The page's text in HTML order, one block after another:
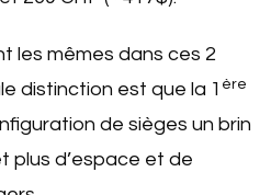
les mêmes dans ces 2
distinction est que la 1 ère
de sièges un brin
plus d’espace et de